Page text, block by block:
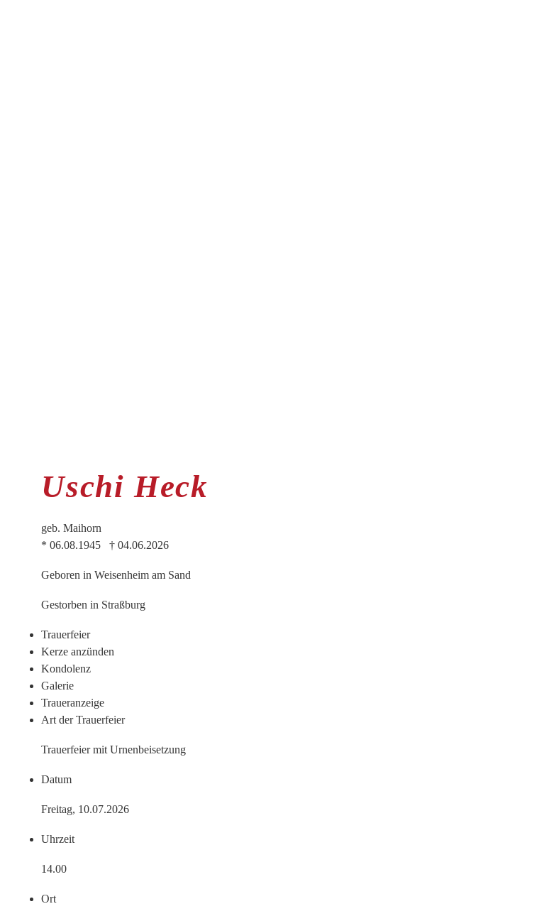
Uschi Heck
geb. Maihorn
* 06.08.1945 † 04.06.2026
Geboren in Weisenheim am Sand
Gestorben in Straßburg
Trauer­feier
Kerze anzünden
Kondo­lenz
Galerie
Trauer­anzeige
Art der Trauerfeier
Trauerfeier mit Urnenbeisetzung
Datum
Freitag, 10.07.2026
Uhrzeit
14.00
Ort